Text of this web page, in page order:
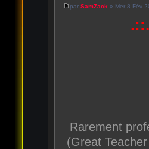
par SamZack » Mer 8 Fév
Rarement
(Great